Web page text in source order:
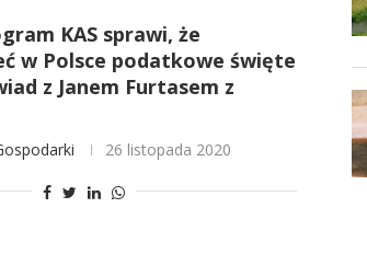
KAS sprawi, że
w Polsce podatkowe święte
z Janem Furtasem z
26 listopada 2020